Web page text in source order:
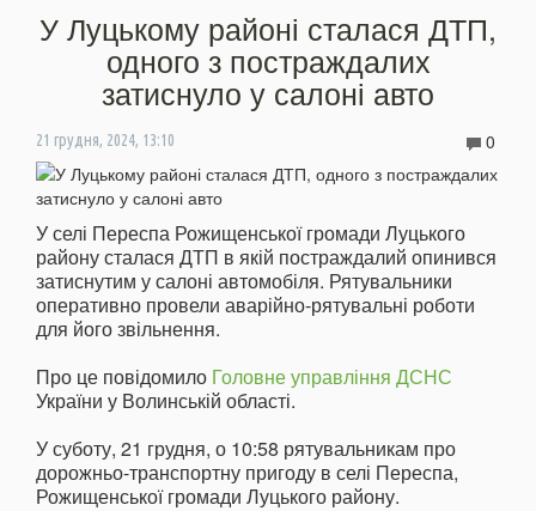
У Луцькому районі сталася ДТП,
одного з постраждалих
затиснуло у салоні авто
21 грудня, 2024, 13:10 0
У селі Переспа Рожищенської громади Луцького
району сталася ДТП в якій постраждалий опинився
затиснутим у салоні автомобіля. Рятувальники
оперативно провели аварійно-рятувальні роботи
для його звільнення.
Про це повідомило Головне управління ДСНС
України у Волинській області.
У суботу, 21 грудня, о 10:58 рятувальникам про
дорожньо-транспортну пригоду в селі Переспа,
Рожищенської громади Луцького району.